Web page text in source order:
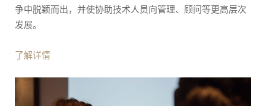
争中脱颖而出，并使协助技术人员向管理、顾问等更高层次
发展。
了解详情